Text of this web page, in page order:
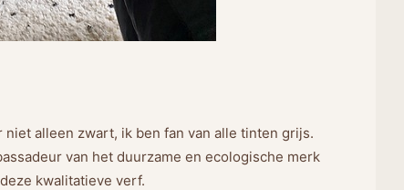
alleen zwart, ik ben fan van alle tinten grijs.
van het duurzame en ecologische merk
kwalitatieve verf.